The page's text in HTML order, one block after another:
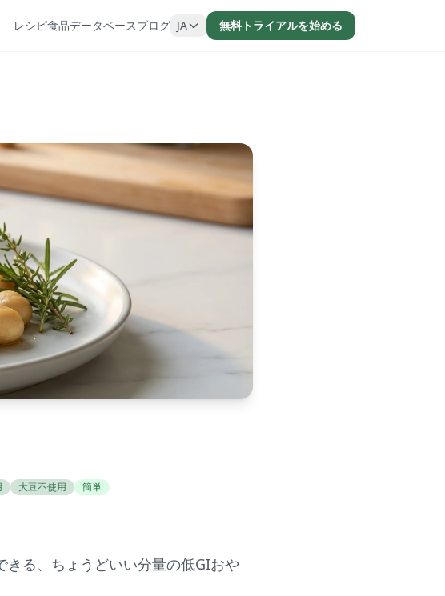
レシピ食品データベースブログ JA 無料トライアルを始める
大豆不使用 簡単
る、ちょうどいい分量の低GIおや